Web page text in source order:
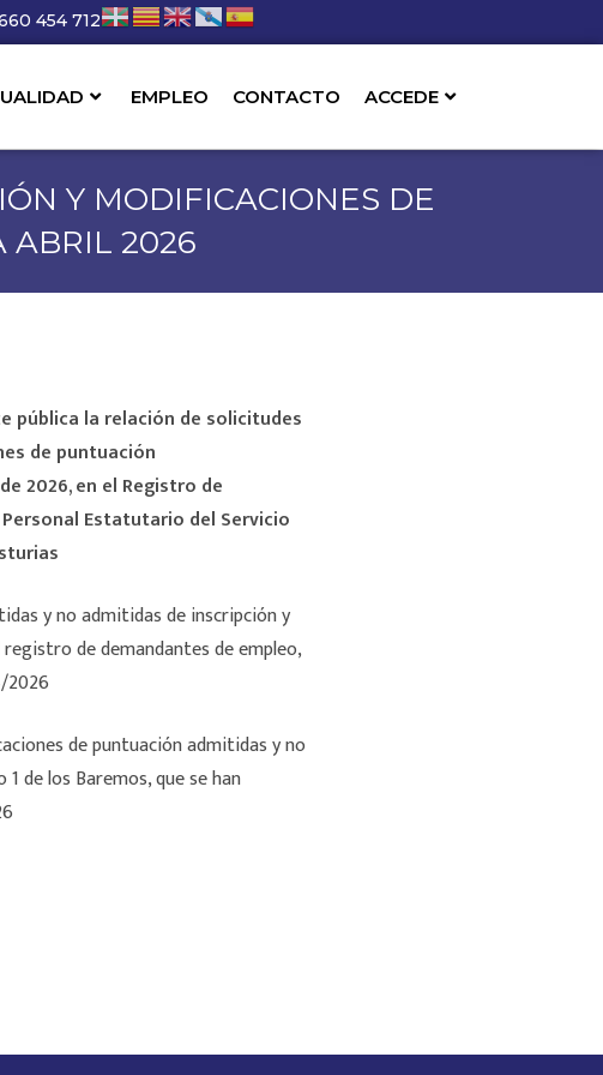
454 712
EMPLEO CONTACTO ACCEDE
Y MODIFICACIONES DE
ABRIL 2026
pública la relación de solicitudes
de puntuación
2026, en el Registro de
Estatutario del Servicio
y no admitidas de inscripción y
de demandantes de empleo,
2026
de puntuación admitidas y no
de los Baremos, que se han